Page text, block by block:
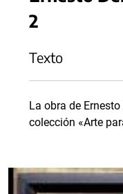
2
Texto
La obra de
colección «Arte